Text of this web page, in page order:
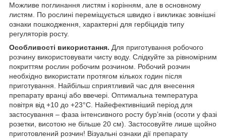
Можливе поглинання листям і корінням, але в основному
листям. По рослині переміщується швидко і викликає зовнішні
ознаки пошкодження, характерні для гербіцидів типу
регуляторів росту.
Особливості використання. Для приготування робочого
розчину використовувати чисту воду. Слідкуйте за рівномірним
покриттям рослин робочим розчином. Робочий розчин
необхідно використати протягом кількох годин після
приготування. Найбільш сприятливий час для внесення
препарату вранці або ввечері. Оптимальна температура
повітря від +10 до +23°С. Найефективніший період для
застосування – фаза інтенсивного росту бур’янів (осоти у фазі
розетки, висотою не більше 20 см). Застосовуйте лише щойно
приготовлений розчин! Візуальні ознаки дії препарату